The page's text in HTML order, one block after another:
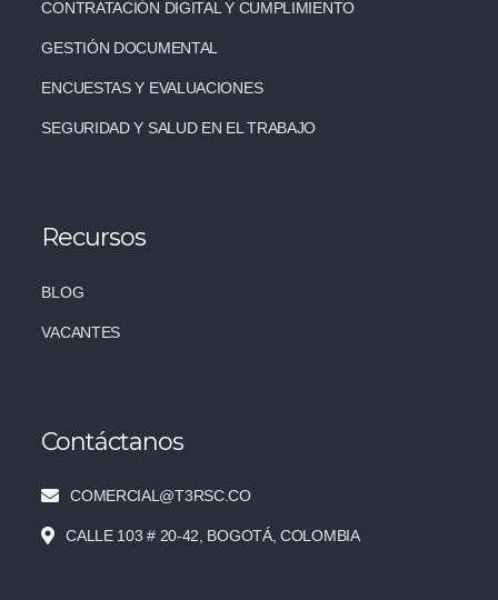
CONTRATACIÓN DIGITAL Y CUMPLIMIENTO
GESTIÓN DOCUMENTAL
ENCUESTAS Y EVALUACIONES
SEGURIDAD Y SALUD EN EL TRABAJO
Recursos
BLOG
VACANTES
Contáctanos
COMERCIAL@T3RSC.CO
CALLE 103 # 20-42, BOGOTÁ, COLOMBIA